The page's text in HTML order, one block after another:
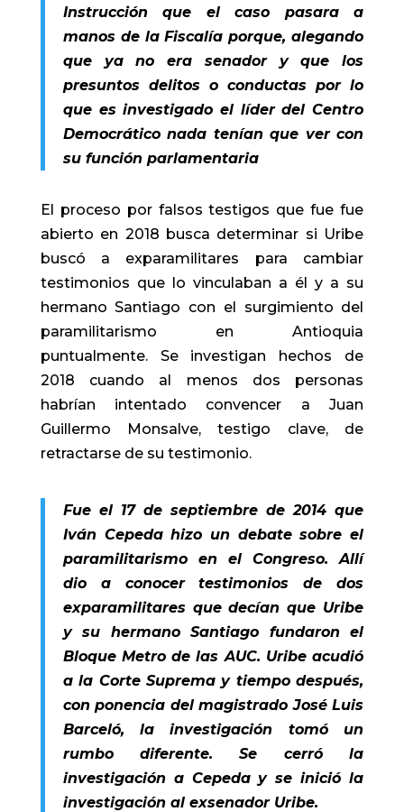
Instrucción que el caso pasara a
manos de la Fiscalía porque, alegando
que ya no era senador y que los
presuntos delitos o conductas por lo
que es investigado el líder del Centro
Democrático nada tenían que ver con
su función parlamentaria
El proceso por falsos testigos que fue fue
abierto en 2018 busca determinar si Uribe
buscó a exparamilitares para cambiar
testimonios que lo vinculaban a él y a su
hermano Santiago con el surgimiento del
paramilitarismo en Antioquia
puntualmente. Se investigan hechos de
2018 cuando al menos dos personas
habrían intentado convencer a Juan
Guillermo Monsalve, testigo clave, de
retractarse de su testimonio.
Fue el 17 de septiembre de 2014 que
Iván Cepeda hizo un debate sobre el
paramilitarismo en el Congreso. Allí
dio a conocer testimonios de dos
exparamilitares que decían que Uribe
y su hermano Santiago fundaron el
Bloque Metro de las AUC. Uribe acudió
a la Corte Suprema y tiempo después,
con ponencia del magistrado José Luis
Barceló, la investigación tomó un
rumbo diferente. Se cerró la
investigación a Cepeda y se inició la
investigación al exsenador Uribe.